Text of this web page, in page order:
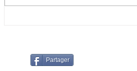
Partager